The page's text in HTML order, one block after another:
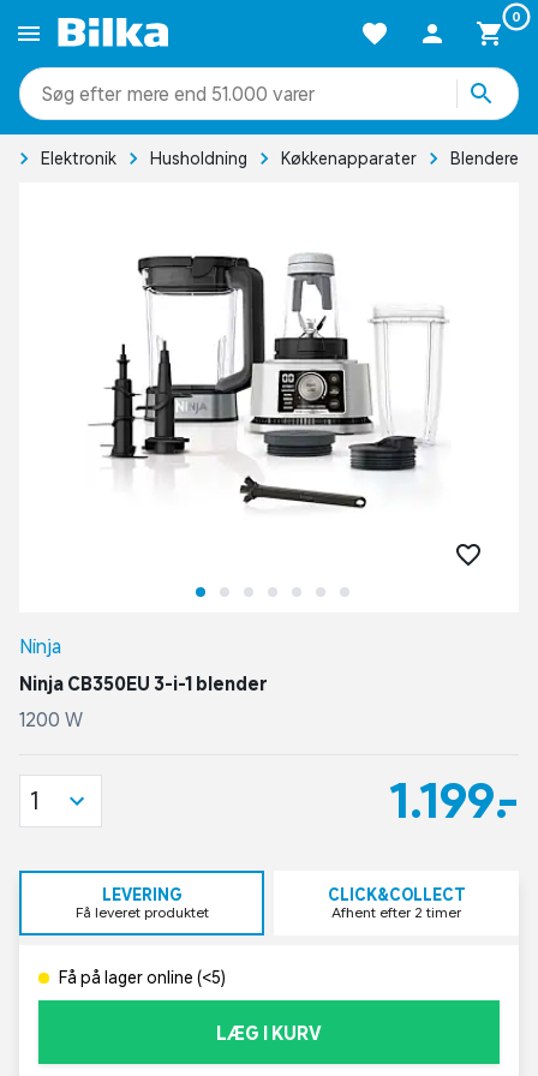
0
mere end 51.000 varer
Elektronik Husholdning Køkkenapparater Blendere
Ninja
Ninja CB350EU 3-i-1 blender
1200 W
1.199,-
1
LEVERING
Få leveret produktet
CLICK&COLLECT
Afhent efter 2 timer
Få på lager online (<5)
LÆG I KURV